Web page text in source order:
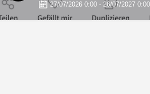
27/07/2026 0:00 - 26/07/2027 0:00